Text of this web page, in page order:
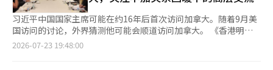
期间，要求中国在朝核问题上发挥更积极的作用。分析认为，中国
将借此机会阐述其在台湾问题和中美贸易冲突上的立场，同时努力
重新平衡今年以来向平壤倾斜的朝鲜半岛外交。 习近平主席在6月
首次访问平壤，自2019年以来首次进行此行，但在为期1天的行程
共同经历了克服政治危机和捍卫民主的经历。他们在捍卫民主免受
极端主义攻击方面也达成了共识。自李在明总统就任以来，这是两
位领导人第五次会晤。去年6月，他们在加拿大卡纳纳斯基斯的七
国集团（G7）峰会上首次会面，随后在同年11月的南非二十国集
团（G20）峰会上再次会晤。今年2月，卢拉总统对韩国进行国宾
望保持对中国的领先地位。” 最近，中国AI企业无授权使用美国技
术的指控也成为两国间的争议焦点。然而，目前尚未确认该问题是
否将成为9月会谈的正式议题。 白宫发言人卡罗琳·莱维特表示，
中国企业无授权使用美国AI技术的指控在会谈中有可能被讨论，她
指出：“会谈中通常会涉及广泛的话题，我们正在密切关注这一问
习近平中国国家主席可能在约16年后首次访问加拿大。随着9月美
国访问的讨论，外界猜测他可能会顺道访问加拿大。 《香港明
报》23日报道称，习近平主席可能会考虑在访问美国期间顺道访问
2026-07-23 19:48:00